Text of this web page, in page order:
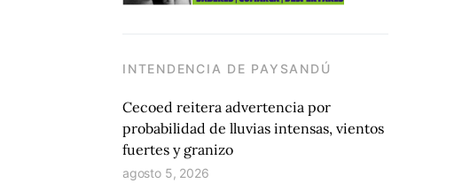
INTENDENCIA DE PAYSANDÚ
Cecoed reitera advertencia por
probabilidad de lluvias intensas, vientos
fuertes y granizo
agosto 5, 2026